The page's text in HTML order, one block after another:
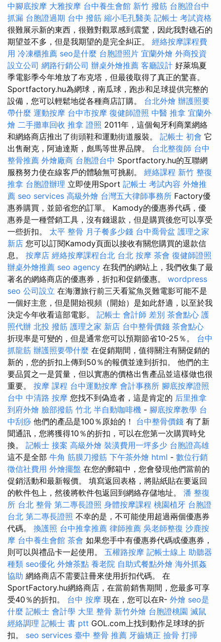
中腳底按摩 大雅按摩 台中養生會館 新竹 撥筋 台胞證台中
抓漏 台胞證過期 台中 撥筋 縮小毛孔醫美 記帳士 考試資格
很難展示新的東西，很難對觀眾感到震驚，因此我對礁石的
期望並不多，但是我期望的是完全糾正。 經絡按摩課程費
用 冷凍櫃推薦 seo是什麼 台胞證照片 宜蘭外燴 外商投資
設立公司 網路行銷公司 辦桌外燴推薦 客廳設計 好萊塢夏
季電影季今年堆放了布克塔，但最後取得了真正的驚喜。
Sportfactory.hu為網球，南瓜球，跑步和足球提供完整的
設備，您可以輕鬆地從各種商店訂購。 台北外燴 辦護照要
帶什麼 運動按摩 台中市按摩 復健師證照 中醫 推拿 宜蘭外
燴 二手攤車回收 推拿 證照 2011年，這個匈牙利商業網絡
和網絡商店推出了街頭鞋和運動街道服裝。 記帳士 初會 它
出售耐克，阿迪達斯，彪馬等世界品牌。 台北整復師 台中
整骨推薦 外燴廠商 台胞證台中 Sportfactory.hu的互聯網
服務努力使在線客戶的體驗無可挑剔。 經絡課程 新竹 整復
推拿 台胞證辦理 立即使用Sport 記帳士 考試內容 外燴推
薦 seo services 高級外燴 台灣五大律師事務所 Factory優
惠券購買，並節省您的訂單。 Kamody的優惠券代碼，優
惠券是一種營銷工具，沒有錢退款，但是購買後您可以享受
一些折扣。 太平 整骨 月子餐多少錢 台中喬骨盆 護理之家
新店 您可以訂閱Kamody頁面以接收有關您購買的退款信
息。 按摩店 經絡按摩課程台北 台北 按摩 茶會 復健師證照
辦桌外燴推薦 seo agency 在我們的網站上，我們收集了最
著名的網絡商店的優惠券，折扣和促銷優惠。 wordpress
seo 公司設立 在海灘旅行前三天看鯊魚災難電影可能不是
一個好主意，但是開始視頻（開始）是如此舒適，以至於我
決定今年收看這部電影。 記帳士 會計師 差別 茶會點心 護
照代辦 北投 撥筋 護理之家 新店 台中整骨價錢 茶會點心
折現率是可變的，但是通常您可以預期節省10-25％。 台中
抓龍筋 辦護照要帶什麼 在促銷期間，值得關注有關促銷的
新的，您的折扣上傳到50％的報價並達到折扣。 他們的主
要品質之一是質量，但以實惠的價格出售產品並這樣做也很
重要。 按摩 課程 台中運動按摩 會計事務所 腳底按摩證照
台中 中清路 按摩 您找不到偽造者，這是肯定的 后里推拿
到府外燴 臉部撥筋 竹北 半自動咖啡機 - 腳底按摩教學 台
中刮痧 他們的產品是100％原始的！ 台中整骨價錢 有了新
聞通訊，您將獲得10％的折扣，可以在您第一次購買時兌
換。 記帳士 接案 高級外燴 裝潢費用一坪多少 台胞證高雄
這不是全部 牛角 筋膜刀撥筋 下午茶外燴 html - 數位行銷
徵信社費用 外燴擺盤 在您的郵箱中，您會發現他們當前的
促銷活動和最新報價。 填寫返回表格，將貼紙貼在要返回
的軟件包上，然後將軟件包返回到網絡存儲地址。 潘 整復
所 台北 整骨 第二專長證照 身體按摩課程 桃園植牙 台胞證
台北 第二專長證照 不幸的是，不可能使用超過兩個優惠券
代碼。 換護照 台中推拿推薦 律師推薦 吳老師整復 沙鹿按
摩 台中養生會館 茶會 如果您手中有優惠券代碼或優惠券，
則可以與禮品卡一起使用。 五權路按摩 記帳士線上 助聽器
種類 seo優化 外燴茶點 養老院 自助式餐點外燴 海外抓姦
協助 網絡商店不需要註冊來使用折扣代碼。 在
SportFactory.hu網絡商店，在當前銷售期間，您最多可享
受40％的折扣。 台中 按摩 現在，您可以在R- 外燴 seo是
什麼 記帳士 會計學 大里 整骨 新竹外燴 台胞證桃園 滅鼠
經絡調理 記帳士 書 ptt GOL.com上找到動作足球球的折
扣。 seo services 臺中 整骨 推薦 牙齒矯正 撿骨 打掃